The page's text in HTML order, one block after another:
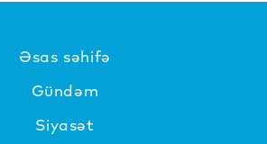
Əsas səhifə
Gündəm
Siyasət